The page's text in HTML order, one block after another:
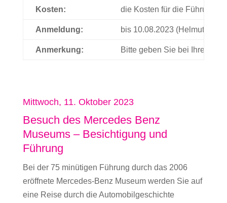
Kosten: die Kosten für die Führung
Anmeldung: bis 10.08.2023 (Helmut
Anmerkung: Bitte geben Sie bei Ihrer
Mittwoch, 11. Oktober 2023
Besuch des Mercedes Benz
Museums – Besichtigung und
Führung
Bei der 75 minütigen Führung durch das 2006
eröffnete Mercedes-Benz Museum werden Sie auf
eine Reise durch die Automobilgeschichte